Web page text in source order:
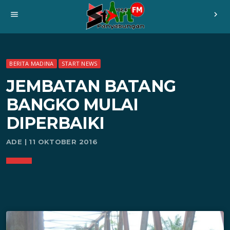
menu chevron_right
BERITA MADINA START NEWS
JEMBATAN BATANG
BANGKO MULAI
DIPERBAIKI
ADE | 11 OKTOBER 2016